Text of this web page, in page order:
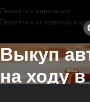
Перейти к навигации
Перейти к основному
Выкуп
на ходу